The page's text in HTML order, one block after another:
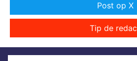
Post op X
Tip de